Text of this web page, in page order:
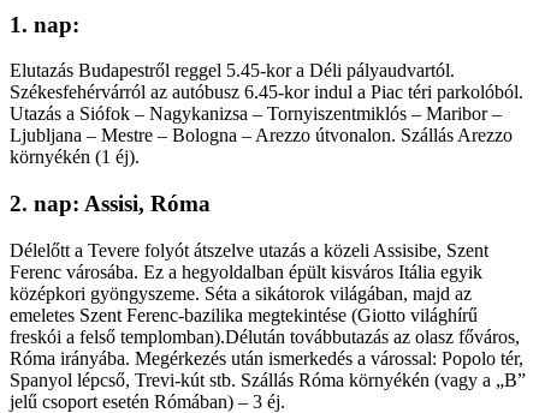
1. nap:
Elutazás Budapestről reggel 5.45-kor a Déli pályaudvartól.
Székesfehérvárról az autóbusz 6.45-kor indul a Piac téri parkolóból.
Utazás a Siófok – Nagykanizsa – Tornyiszentmiklós – Maribor –
Ljubljana – Mestre – Bologna – Arezzo útvonalon. Szállás Arezzo
környékén (1 éj).
2. nap: Assisi, Róma
Délelőtt a Tevere folyót átszelve utazás a közeli Assisibe, Szent
Ferenc városába. Ez a hegyoldalban épült kisváros Itália egyik
középkori gyöngyszeme. Séta a sikátorok világában, majd az
emeletes Szent Ferenc-bazilika megtekintése (Giotto világhírű
freskói a felső templomban).Délután továbbutazás az olasz főváros,
Róma irányába. Megérkezés után ismerkedés a várossal: Popolo tér,
Spanyol lépcső, Trevi-kút stb. Szállás Róma környékén (vagy a „B”
jelű csoport esetén Rómában) – 3 éj.